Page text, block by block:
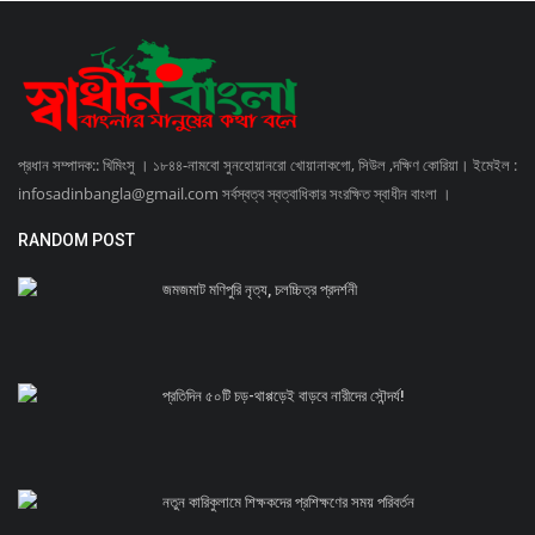
প্রধান সম্পাদক:: খিমিংসু । ১৮৪৪-নামবো সুনহোয়ানরো খোয়ানাকগো, সিউল ,দক্ষিণ কোরিয়া। ইমেইল :
infosadinbangla@gmail.com সর্বস্বত্ব স্বত্বাধিকার সংরক্ষিত স্বাধীন বাংলা ।
RANDOM POST
জমজমাট মণিপুরি নৃত্য, চলচ্চিত্র প্রদর্শনী
প্রতিদিন ৫০টি চড়-থাপ্পড়েই বাড়বে নারীদের সৌন্দর্য!
নতুন কারিকুলামে শিক্ষকদের প্রশিক্ষণের সময় পরিবর্তন